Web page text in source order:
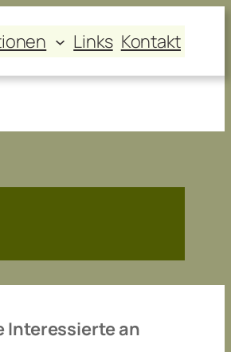
Links Kontakt
Interessierte an